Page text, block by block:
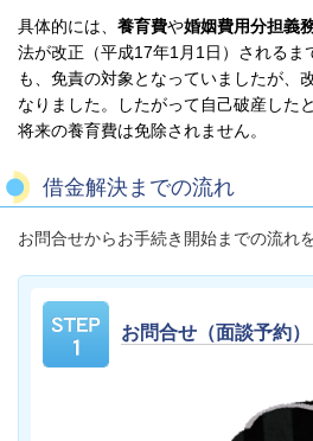
具体的には、 養育費や婚姻費用分担義
法が改正（平成17年1月1日）されるま
も、免責の対象となっていましたが、
なりました。したがって自己破産した
将来の養育費は免除されません。
借金解決までの流れ
お問合せからお手続き開始までの流れ
お問合せ（面談予約）